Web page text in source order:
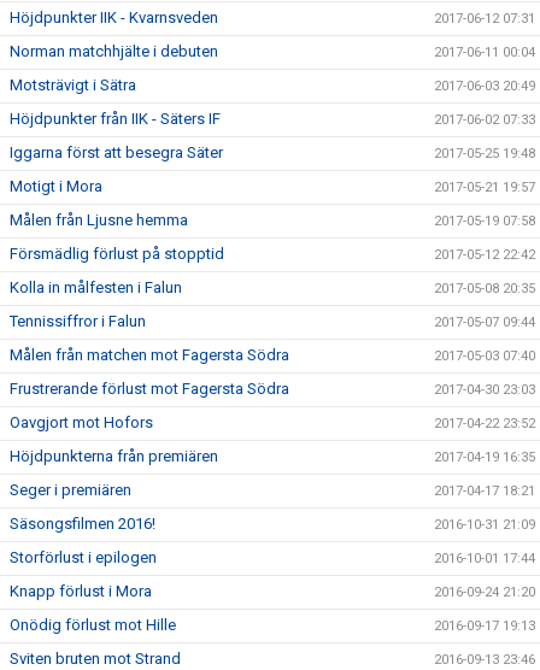
Höjdpunkter IIK - Kvarnsveden 2017-06-12 07:31
Norman matchhjälte i debuten 2017-06-11 00:04
Motsträvigt i Sätra 2017-06-03 20:49
Höjdpunkter från IIK - Säters IF 2017-06-02 07:33
Iggarna först att besegra Säter 2017-05-25 19:48
Motigt i Mora 2017-05-21 19:57
Målen från Ljusne hemma 2017-05-19 07:58
Försmädlig förlust på stopptid 2017-05-12 22:42
Kolla in målfesten i Falun 2017-05-08 20:35
Tennissiffror i Falun 2017-05-07 09:44
Målen från matchen mot Fagersta Södra 2017-05-03 07:40
Frustrerande förlust mot Fagersta Södra 2017-04-30 23:03
Oavgjort mot Hofors 2017-04-22 23:52
Höjdpunkterna från premiären 2017-04-19 16:35
Seger i premiären 2017-04-17 18:21
Säsongsfilmen 2016! 2016-10-31 21:09
Storförlust i epilogen 2016-10-01 17:44
Knapp förlust i Mora 2016-09-24 21:20
Onödig förlust mot Hille 2016-09-17 19:13
Sviten bruten mot Strand 2016-09-13 23:46